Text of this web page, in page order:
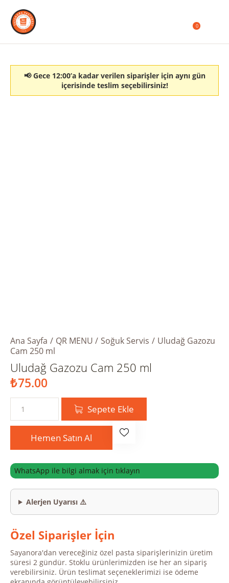
0
📢 Gece 12:00’a kadar verilen siparişler için aynı gün
içerisinde teslim seçebilirsiniz!
Ana Sayfa QR MENU Soğuk Servis
Uludağ Gazozu
Cam 250 ml
Uludağ Gazozu Cam 250 ml
₺75.00
Sepete Ekle
Hemen Satın Al
WhatsApp ile bilgi almak için tıklayın
Alerjen Uyarısı ⚠️
Özel Siparişler İçin
Sayanora'dan vereceğiniz özel pasta siparişlerinizin üretim
süresi 2 gündür. Stoklu ürünlerimizden ise her an sipariş
verebilirsiniz. Ürün teslimat seçeneklerimizi ise ödeme